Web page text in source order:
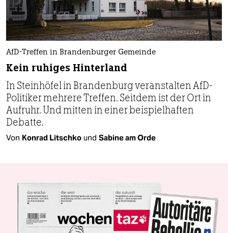
AfD-Treffen in Brandenburger Gemeinde
Kein ruhiges Hinterland
In Steinhöfel in Brandenburg veranstalten AfD-
Politiker mehrere Treffen. Seitdem ist der Ort in
Aufruhr. Und mitten in einer beispielhaften
Debatte.
Von Konrad Litschko und Sabine am Orde